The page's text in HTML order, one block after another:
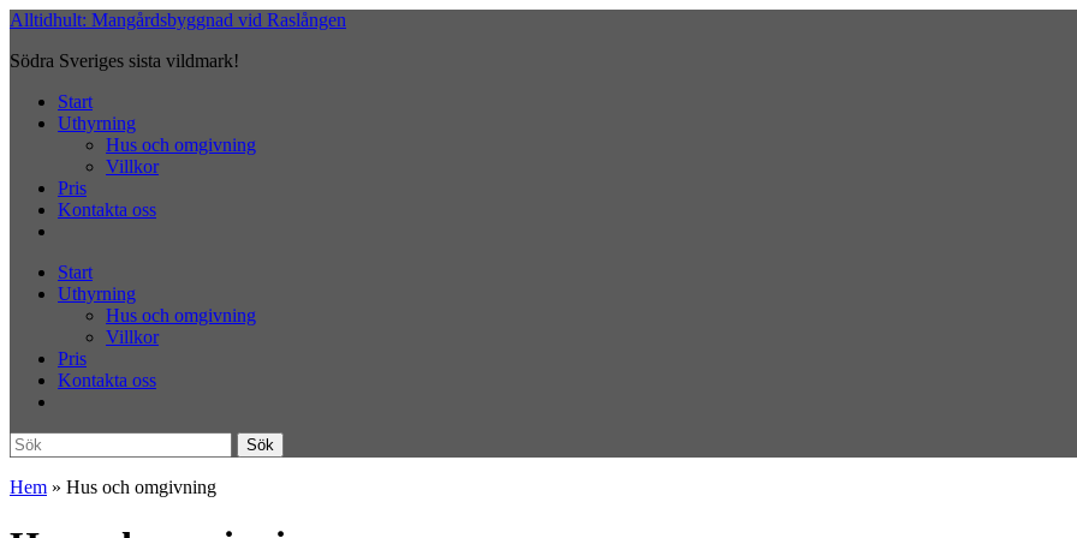
Hoppa
huvudinnehåll
Alltidhult: Mangårdsbyggnad vid Raslången
Södra Sveriges sista vildmark!
på/av
mobilmeny
Start
Uthyrning
Hus och omgivning
Villkor
Pris
Kontakta oss
Start
Uthyrning
Hus och omgivning
Villkor
Pris
Kontakta oss
Sök
efter:
Sök
Hem » Hus och omgivning